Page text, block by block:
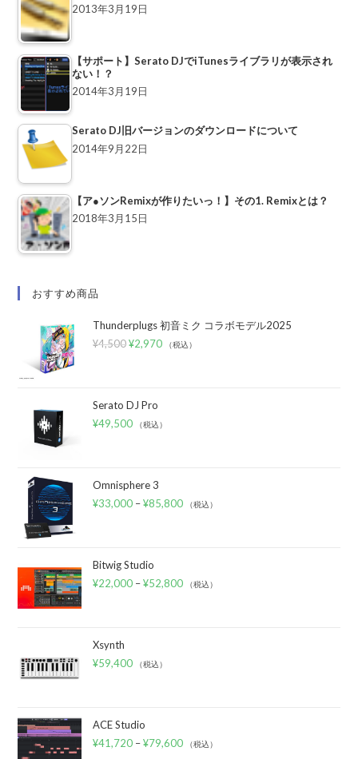
2013年3月19日
【サポート】Serato DJでiTunesライブラリが表示され
ない！？
2014年3月19日
Serato DJ旧バージョンのダウンロードについて
2014年9月22日
【ア●ソンRemixが作りたいっ！】その1. Remixとは？
2018年3月15日
おすすめ商品
Thunderplugs 初音ミク コラボモデル2025
¥4,500 ¥2,970 （税込）
Serato DJ Pro
¥49,500 （税込）
Omnisphere 3
¥33,000 –¥85,800 （税込）
Bitwig Studio
¥22,000 –¥52,800 （税込）
Xsynth
¥59,400 （税込）
ACE Studio
¥41,720 –¥79,600 （税込）